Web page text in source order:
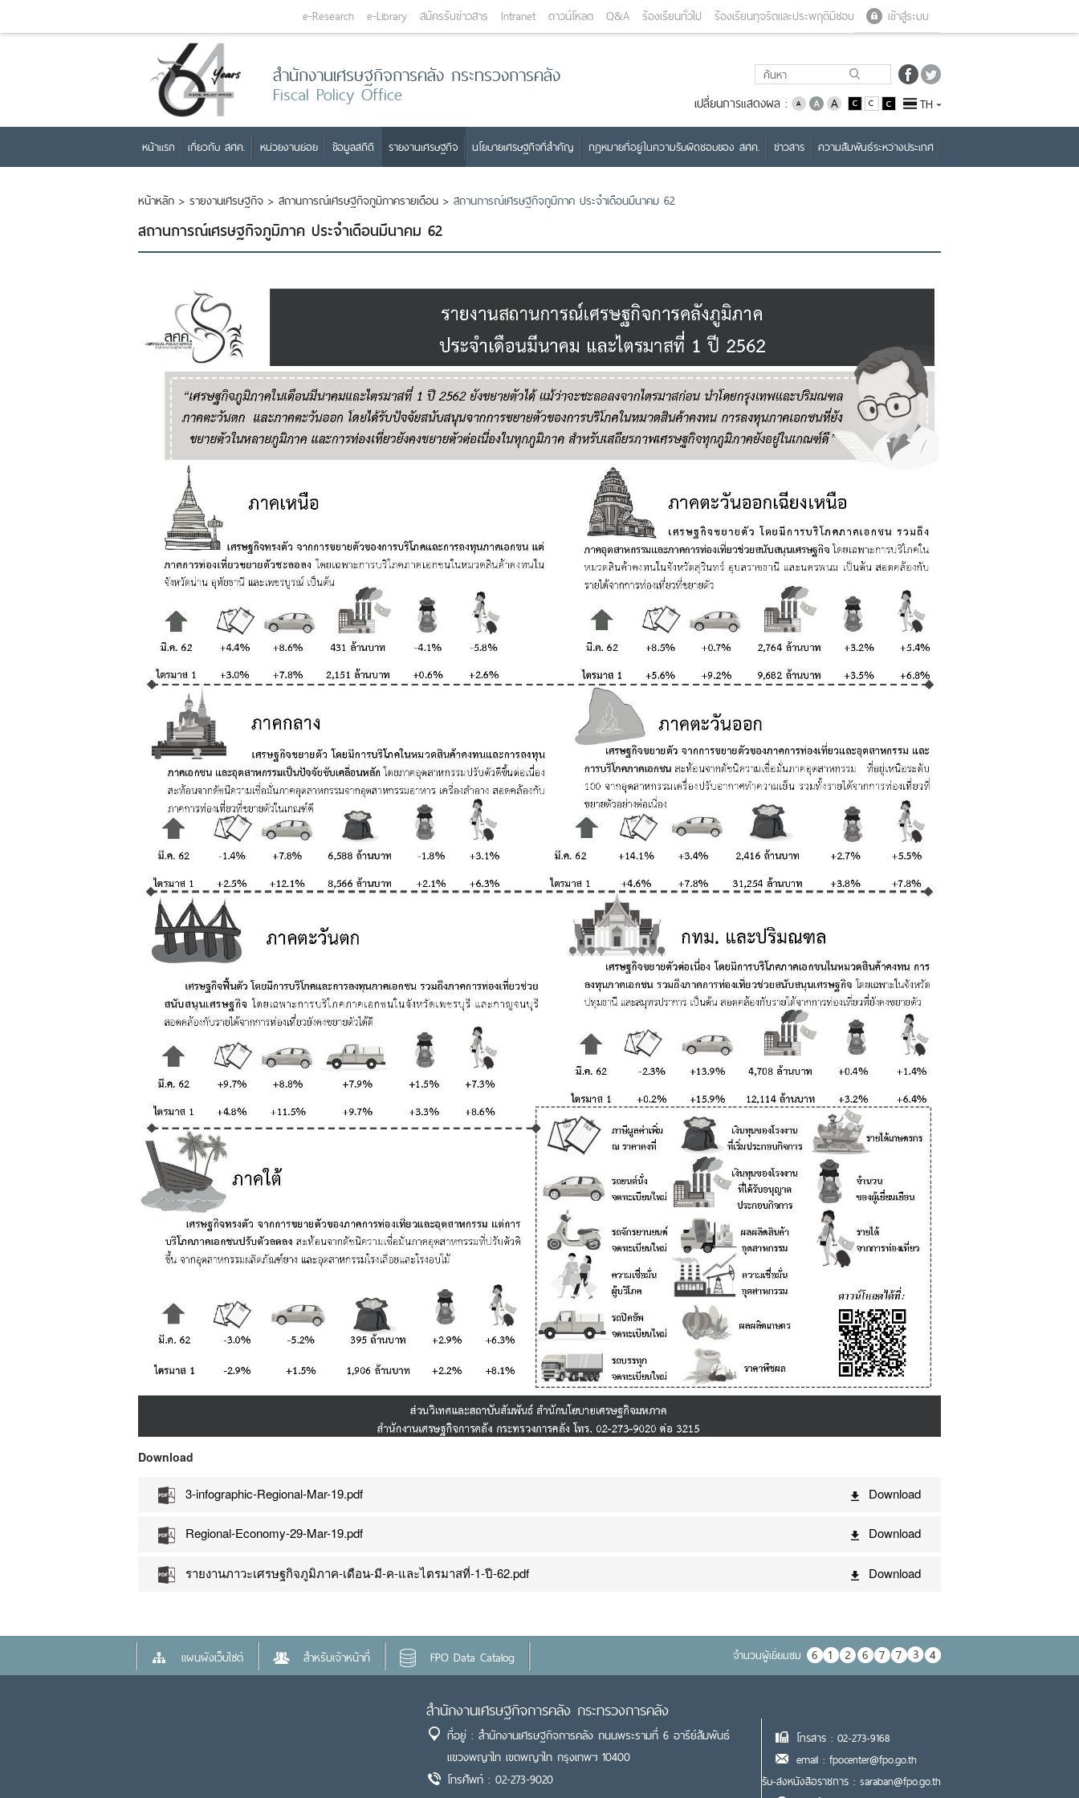
เข้าสู่ระบบ
e-Research e-Library สมัครรับข่าวสาร Intranet ดาวน์โหลด Q&A ร้องเรียนทั่วไป ร้องเรียนทุจริตและประพฤติมิชอบ
สำนักงานเศรษฐกิจการคลัง กระทรวงการคลัง
Fiscal Policy Office เปลี่ยนการแสดงผล : TH
หน้าแรก เกี่ยวกับ สศค. หน่วยงานย่อย ข้อมูลสถิติ รายงานเศรษฐกิจ นโยบายเศรษฐกิจที่สำคัญ กฎหมายที่อยู่ในความรับผิดชอบของ สศค. ข่าวสาร ความสัมพันธ์ระหว่างประเทศ
หน้าหลัก > รายงานเศรษฐกิจ > สถานการณ์เศรษฐกิจภูมิภาครายเดือน > สถานการณ์เศรษฐกิจภูมิภาค ประจำเดือนมีนาคม 62
สถานการณ์เศรษฐกิจภูมิภาค ประจำเดือนมีนาคม 62
Download
3-infographic-Regional-Mar-19.pdf Download
Regional-Economy-29-Mar-19.pdf Download
รายงานภาวะเศรษฐกิจภูมิภาค-เดือน-มี-ค-และไตรมาสที่-1-ปี-62.pdf Download
แผนผังเว็บไซต์ สำหรับเจ้าหน้าที่ FPO Data Catalog จำนวนผู้เยื่ยมชม
สำนักงานเศรษฐกิจการคลัง กระทรวงการคลัง
ที่อยู่ : สำนักงานเศรษฐกิจการคลัง ถนนพระรามที่ 6 อารีย์สัมพันธ์
แขวงพญาไท เขตพญาไท กรุงเทพฯ 10400
โทรศัพท์ : 02-273-9020
โทรสาร : 02-273-9168
email : fpocenter@fpo.go.th
รับ-ส่งหนังสือราชการ : saraban@fpo.go.th